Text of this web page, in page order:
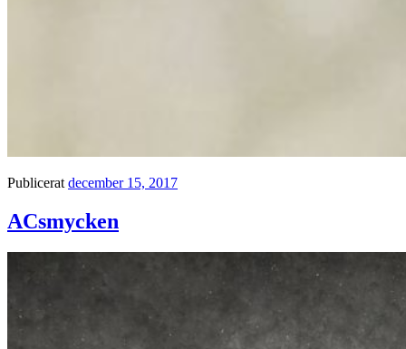
Publicerat december 15, 2017
ACsmycken